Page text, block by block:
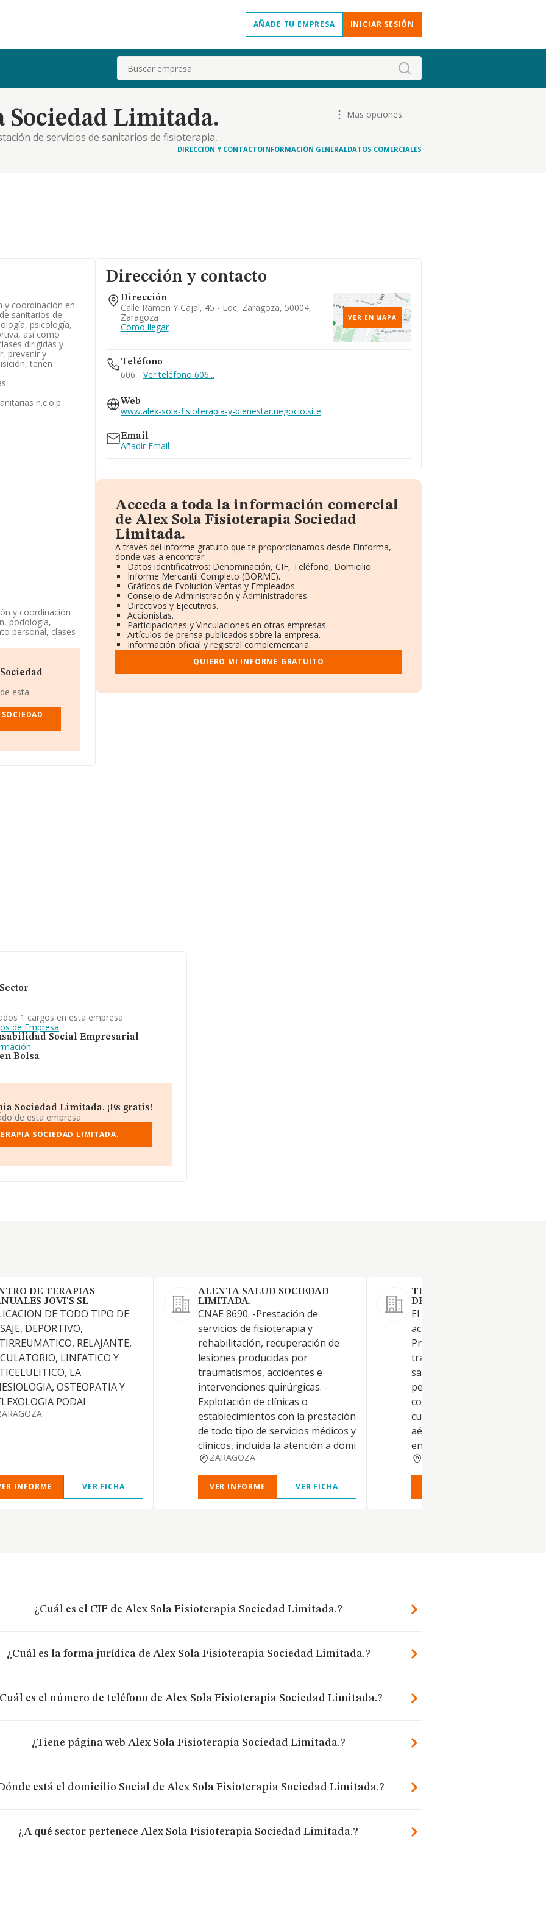
AÑADE TU EMPRESA INICIAR SESIÓN
Buscar
Sociedad Limitada.
de servicios de sanitarios de fisioterapia,
deportiva, así como entrenamiento personal,
Mas opciones
DIRECCIÓN Y CONTACTOINFORMACIÓN GENERALDATOS COMERCIALES
y coordinación en
sanitarios de
psicología,
así como
dirigidas y
prevenir y
tenen
n.c.o.p.
y coordinación
podología,
personal, clases
la adquisición,
CNAE es
B72894199,
Loc, (50004), en
millones de
esta
Dirección y contacto
Dirección
Calle Ramon Y Cajal, 45 - Loc, Zaragoza, 50004,
Zaragoza
Como llegar
VER EN MAPA
Teléfono
606... Ver teléfono 606...
Web
www.alex-sola-fisioterapia-y-bienestar.negocio.site
Email
Añadir Email
Acceda a toda la información comercial
de Alex Sola Fisioterapia Sociedad
Limitada.
A través del informe gratuito que te proporcionamos desde Einforma,
donde vas a encontrar:
Datos identificativos: Denominación, CIF, Teléfono, Domicilio.
Informe Mercantil Completo (BORME).
Gráficos de Evolución Ventas y Empleados.
Consejo de Administración y Administradores.
Directivos y Ejecutivos.
Accionistas.
Participaciones y Vinculaciones en otras empresas.
Artículos de prensa publicados sobre la empresa.
Información oficial y registral complementaria.
QUIERO MI INFORME GRATUITO
1 cargos en esta empresa
de Empresa
Social Empresarial
Bolsa
Sociedad Limitada. ¡Es gratis!
de esta empresa.
SOCIEDAD LIMITADA.
DE TERAPIAS
JOVI'S SL
DE TODO TIPO DE
DEPORTIVO,
RELAJANTE,
LINFATICO Y
LA
OSTEOPATIA Y
PODAI
INFORME VER FICHA
ALENTA SALUD SOCIEDAD
LIMITADA.
CNAE 8690. -Prestación de
servicios de fisioterapia y
rehabilitación, recuperación de
lesiones producidas por
traumatismos, accidentes e
intervenciones quirúrgicas. -
Explotación de clínicas o
establecimientos con la prestación
de todo tipo de servicios médicos y
clínicos, incluida la atención a domi
ZARAGOZA
VER INFORME VER FICHA
TRANSPORTES
DEL NORTE SL.
El CNAE correspondiente a la
actividad principal es el 8690.
Prestación de servicios de
transporte público de tipo
sanitario. -El Traslado de
personas enfermas-heridas
con vehículos ambulancias o
cualquier otro tipo
aéreo o marítimo, propios
entidad o en régimen de
¿Cuál es el CIF de Alex Sola Fisioterapia Sociedad Limitada.?
¿Cuál es la forma jurídica de Alex Sola Fisioterapia Sociedad Limitada.?
es el número de teléfono de Alex Sola Fisioterapia Sociedad Limitada.?
¿Tiene página web Alex Sola Fisioterapia Sociedad Limitada.?
está el domicilio Social de Alex Sola Fisioterapia Sociedad Limitada.?
¿A qué sector pertenece Alex Sola Fisioterapia Sociedad Limitada.?